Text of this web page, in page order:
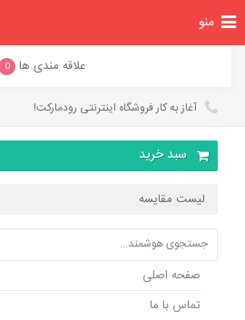
علاقه مندی ها 0
آغاز به کار فروشگاه اینترنتی رودمارکت!
سبد خرید
لیست مقایسه
صفحه اصلی
تماس با ما
منو